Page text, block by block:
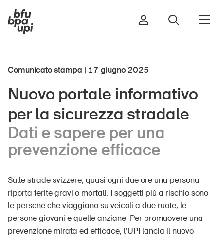
Sport e attività fisica
Casa e giardino
Edifici e impianti
Anziani
Scuola
Comunicato stampa | 17 giugno 2025
Nuovo portale informativo
per la sicurezza stradale
Dati e sapere per una
prevenzione efficace
Sulle strade svizzere, quasi ogni due ore una persona
riporta ferite gravi o mortali. I soggetti più a rischio sono
le persone che viaggiano su veicoli a due ruote, le
persone giovani e quelle anziane. Per promuovere una
prevenzione mirata ed efficace, l’UPI lancia il nuovo